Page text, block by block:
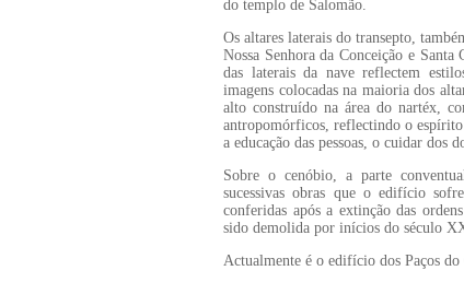
do templo de Salomão.
Os altares laterais do transepto,
Nossa Senhora da Conceição e
das laterais da nave reflectem
imagens colocadas na maioria dos
alto construído na área do nartéx,
antropomórficos, reflectindo o
a educação das pessoas, o cuidar dos
Sobre o cenóbio, a parte
sucessivas obras que o edifício
conferidas após a extinção das
sido demolida por inícios do século
Actualmente é o edifício dos Paços do